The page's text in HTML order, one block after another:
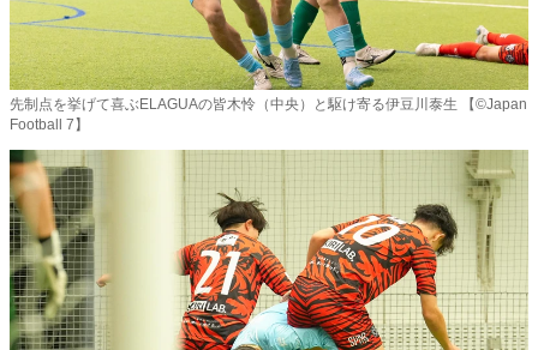
先制点を挙げて喜ぶELAGUAの皆木怜（中央）と駆け寄る伊豆川泰生 【©️Japan
Football 7】